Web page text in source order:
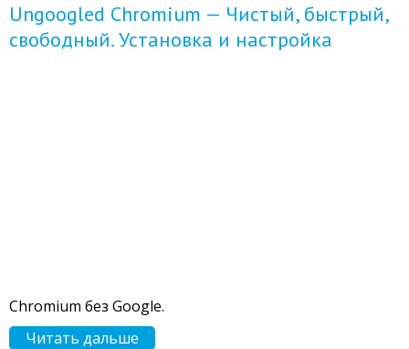
Ungoogled Chromium — Чистый, быстрый,
свободный. Установка и настройка
Chromium без Google.
Читать дальше